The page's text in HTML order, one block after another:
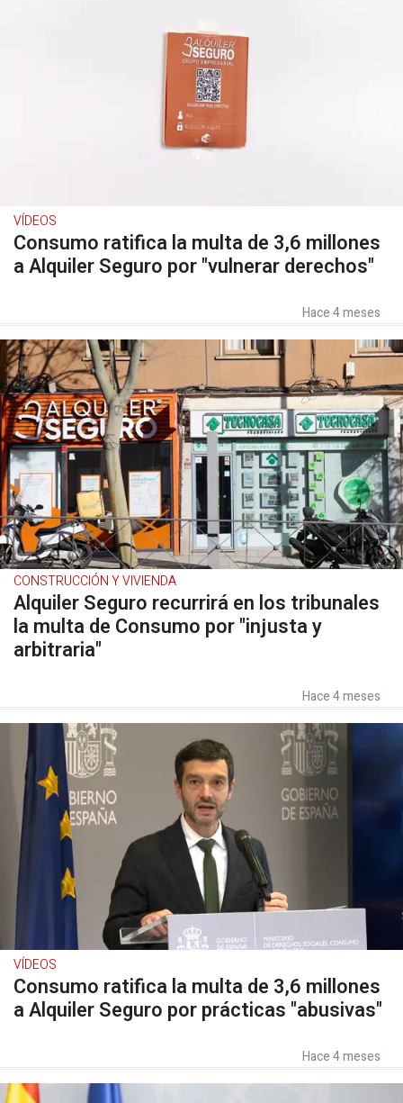
VÍDEOS
Consumo ratifica la multa de 3,6 millones
a Alquiler Seguro por "vulnerar derechos"
Hace 4 meses
CONSTRUCCIÓN Y VIVIENDA
Alquiler Seguro recurrirá en los tribunales
la multa de Consumo por "injusta y
arbitraria"
Hace 4 meses
VÍDEOS
Consumo ratifica la multa de 3,6 millones
a Alquiler Seguro por prácticas "abusivas"
Hace 4 meses